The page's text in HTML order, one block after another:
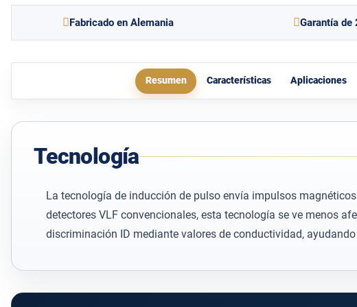
Fabricado en Alemania Garantía de
Resumen Características Aplicaciones
Tecnología
La tecnología de inducción de pulso envía impulsos
detectores VLF convencionales, esta tecnología se ve menos
discriminación ID mediante valores de conductividad,